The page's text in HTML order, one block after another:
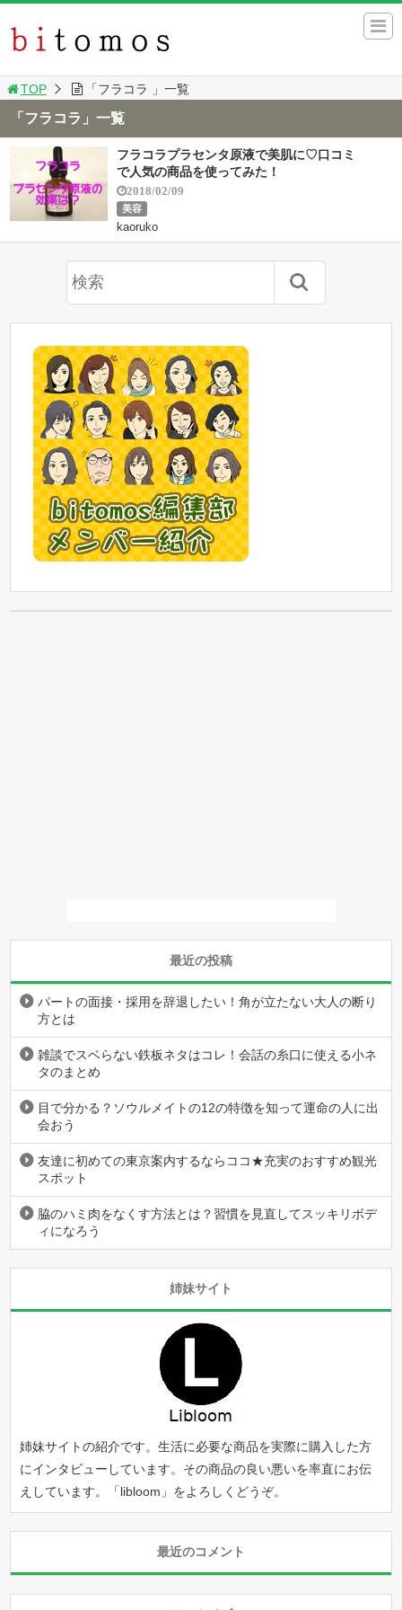
TOP 「フラコラ 」一覧
「フラコラ」一覧
フラコラプラセンタ原液で美肌に♡口コミ
で人気の商品を使ってみた！
2018/02/09
美容
kaoruko
最近の投稿
パートの面接・採用を辞退したい！角が立たない大人の断り
方とは
雑談でスベらない鉄板ネタはコレ！会話の糸口に使える小ネ
タのまとめ
目で分かる？ソウルメイトの12の特徴を知って運命の人に出
会おう
友達に初めての東京案内するならココ★充実のおすすめ観光
スポット
脇のハミ肉をなくす方法とは？習慣を見直してスッキリボデ
ィになろう
姉妹サイト
姉妹サイトの紹介です。生活に必要な商品を実際に購入した方
にインタビューしています。その商品の良い悪いを率直にお伝
えしています。「libloom 」をよろしくどうぞ。
最近のコメント